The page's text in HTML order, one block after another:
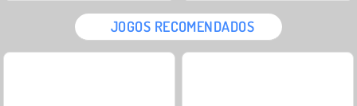
JOGOS RECOMENDADOS